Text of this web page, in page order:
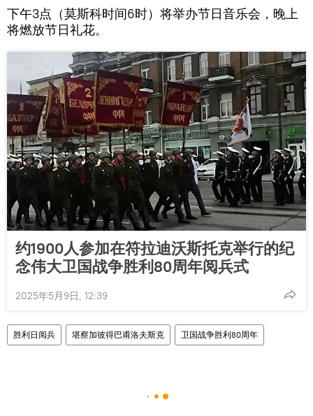
下午3点（莫斯科时间6时）将举办节日音乐会，晚上
将燃放节日礼花。
约1900人参加在符拉迪沃斯托克举行的纪
念伟大卫国战争胜利80周年阅兵式
2025年5月9日, 12:39
胜利日阅兵 堪察加彼得巴甫洛夫斯克 卫国战争胜利80周年